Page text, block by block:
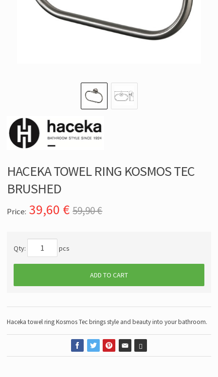
HACEKA TOWEL RING KOSMOS TEC
BRUSHED
Price: 39,60 € 59,90 €
Qty: pcs
ADD TO CART
Haceka towel ring Kosmos Tec brings style and beauty into your bathroom.